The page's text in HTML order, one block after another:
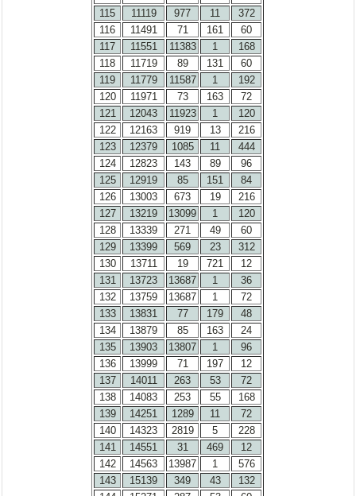
115
11119 977 11
372
116
11491 71 161
60
117
11551 11383 1
168
118
11719 89 131
60
119
11779 11587 1
192
120
11971 73 163
72
121
12043 11923 1
120
122
12163 919 13
216
123
12379 1085 11
444
124
12823 143 89
96
125
12919 85 151
84
126
13003 673 19
216
127
13219 13099 1
120
128
13339 271 49
60
129
13399 569 23
312
130
13711 19 721
12
131
13723 13687 1
36
132
13759 13687 1
72
133
13831 77 179
48
134
13879 85 163
24
135
13903 13807 1
96
136
13999 71 197
12
137
14011 263 53
72
138
14083 253 55
168
139
14251 1289 11
72
140
14323 2819 5
228
141
14551 31 469
12
142
14563 13987 1
576
143
15139 349 43
132